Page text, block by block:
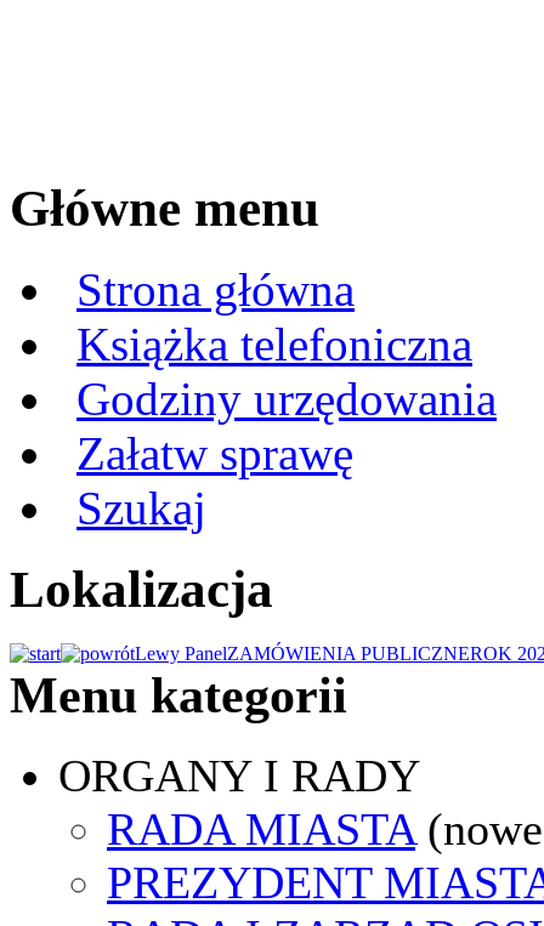
Główne menu
Strona główna
Książka telefoniczna
Godziny urzędowania
Załatw sprawę
Szukaj
Lokalizacja
Lewy PanelZAMÓWIENIA PUBLICZNEROK
Menu kategorii
ORGANY I RADY
RADA MIASTA
PREZYDENT